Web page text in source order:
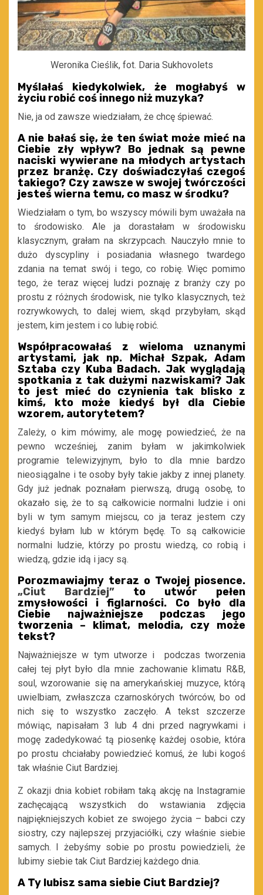
Weronika Cieślik, fot. Daria Sukhovolets
Myślałaś kiedykolwiek, że mogłabyś w
życiu robić coś innego niż muzyka?
Nie, ja od zawsze wiedziałam, że chcę śpiewać.
A nie bałaś się, że ten świat może mieć na
Ciebie zły wpływ? Bo jednak są pewne
naciski wywierane na młodych artystach
przez branżę. Czy doświadczyłaś czegoś
takiego? Czy zawsze w swojej twórczości
jesteś wierna temu, co masz w środku?
Wiedziałam o tym, bo wszyscy mówili bym uważała na
to środowisko. Ale ja dorastałam w środowisku
klasycznym, grałam na skrzypcach. Nauczyło mnie to
dużo dyscypliny i posiadania własnego twardego
zdania na temat swój i tego, co robię. Więc pomimo
tego, że teraz więcej ludzi poznaję z branży czy po
prostu z różnych środowisk, nie tylko klasycznych, też
rozrywkowych, to dalej wiem, skąd przybyłam, skąd
jestem, kim jestem i co lubię robić.
Współpracowałaś z wieloma uznanymi
artystami, jak np. Michał Szpak, Adam
Sztaba czy Kuba Badach. Jak wyglądają
spotkania z tak dużymi nazwiskami? Jak
to jest mieć do czynienia tak blisko z
kimś, kto może kiedyś był dla Ciebie
wzorem, autorytetem?
Zależy, o kim mówimy, ale mogę powiedzieć, że na
pewno wcześniej, zanim byłam w jakimkolwiek
programie telewizyjnym, było to dla mnie bardzo
nieosiągalne i te osoby były takie jakby z innej planety.
Gdy już jednak poznałam pierwszą, drugą osobę, to
okazało się, że to są całkowicie normalni ludzie i oni
byli w tym samym miejscu, co ja teraz jestem czy
kiedyś byłam lub w którym będę. To są całkowicie
normalni ludzie, którzy po prostu wiedzą, co robią i
wiedzą, gdzie idą i jacy są.
Porozmawiajmy teraz o Twojej piosence.
„Ciut Bardziej” to utwór pełen
zmysłowości i figlarności. Co było dla
Ciebie najważniejsze podczas jego
tworzenia – klimat, melodia, czy może
tekst?
Najważniejsze w tym utworze i podczas tworzenia
całej tej płyt było dla mnie zachowanie klimatu R&B,
soul, wzorowanie się na amerykańskiej muzyce, którą
uwielbiam, zwłaszcza czarnoskórych twórców, bo od
nich się to wszystko zaczęło. A tekst szczerze
mówiąc, napisałam 3 lub 4 dni przed nagrywkami i
mogę zadedykować tą piosenkę każdej osobie, która
po prostu chciałaby powiedzieć komuś, że lubi kogoś
tak właśnie Ciut Bardziej.
Z okazji dnia kobiet robiłam taką akcję na Instagramie
zachęcającą wszystkich do wstawiania zdjęcia
najpiękniejszych kobiet ze swojego życia – babci czy
siostry, czy najlepszej przyjaciółki, czy właśnie siebie
samych. I żebyśmy sobie po prostu powiedzieli, że
lubimy siebie tak Ciut Bardziej każdego dnia.
A Ty lubisz sama siebie Ciut Bardziej?